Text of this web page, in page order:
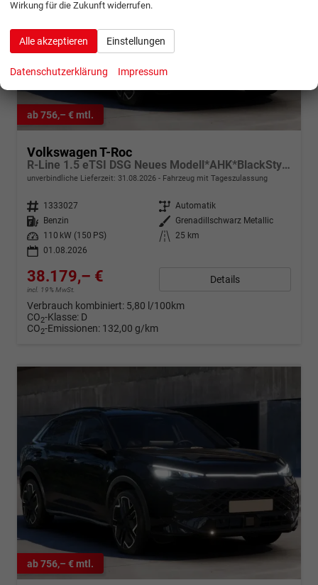
ab 756,– € mtl.
Volkswagen T-Roc
R-Line 1.5 eTSI DSG Neues Modell*AHK*BlackStyle*Matrix*19"*Android Auto*EasyOpen*SHZ*Kamera*ParkAsstPro*ACC*Keyless
unverbindliche Lieferzeit: 31.08.2026 Fahrzeug mit Tageszulassung
Fahrzeugnr. 1333027 Getriebe Automatik
Kraftstoff
Benzin Außenfarbe
Grenadillschwarz Metallic
Leistung
110 kW (150 PS) Kilometerstand
25 km
01.08.2026
38.179,– €
incl. 19% MwSt.
Details
Verbrauch kombiniert: 5,80 l/100km
CO2-Klasse: D
CO2-Emissionen: 132,00 g/km
ab 756,– € mtl.
Wirkung für die Zukunft widerrufen.
Alle akzeptieren Einstellungen
Datenschutzerklärung Impressum